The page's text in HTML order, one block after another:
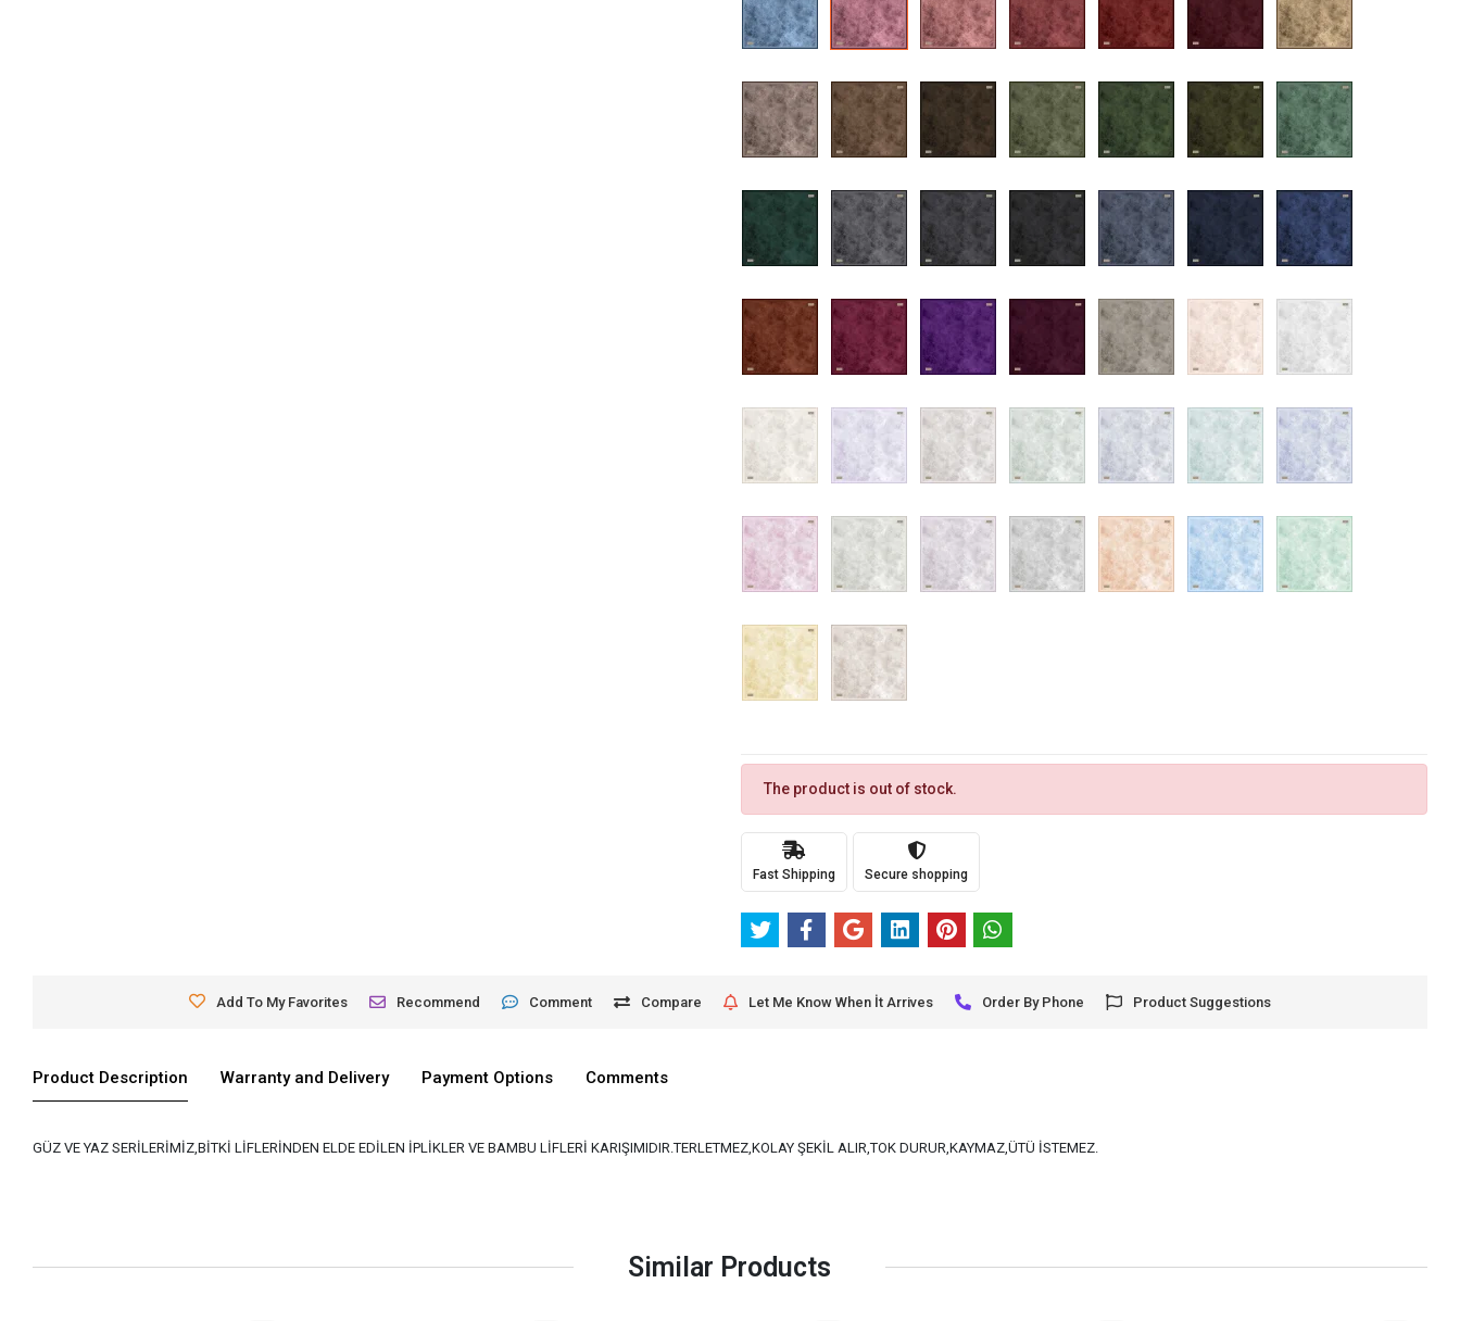
The product is out of stock.
Fast Shipping Secure shopping
Add To My Favorites Recommend Comment Compare Let Me Know When İt Arrives Order By Phone Product Suggestions
Product Description Warranty and Delivery Payment Options Comments
GÜZ VE YAZ SERİLERİMİZ,BİTKİ LİFLERİNDEN ELDE EDİLEN İPLİKLER VE BAMBU LİFLERİ KARIŞIMIDIR.TERLETMEZ,KOLAY ŞEKİL ALIR,TOK DURUR,KAYMAZ,ÜTÜ İSTEMEZ.
Similar Products